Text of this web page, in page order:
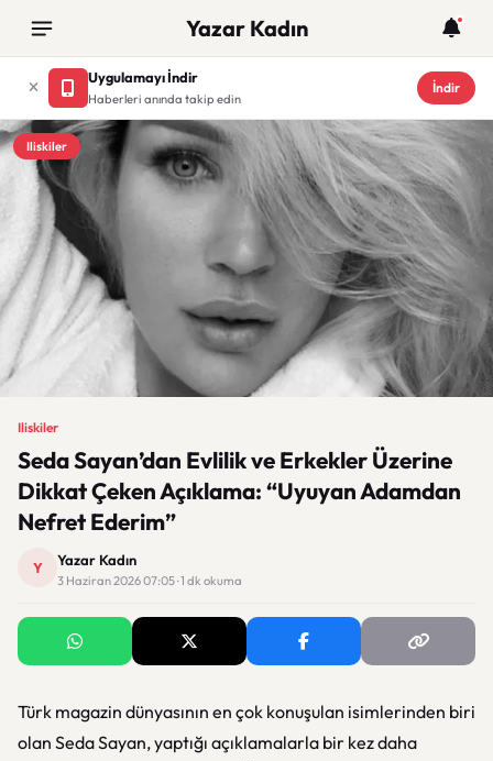
Yazar Kadın
Uygulamayı İndir
Haberleri anında takip edin
İndir
Iliskiler
Iliskiler
Seda Sayan’dan Evlilik ve Erkekler Üzerine
Dikkat Çeken Açıklama: “Uyuyan Adamdan
Nefret Ederim”
Y Yazar Kadın
3 Haziran 2026 07:05 · 1 dk okuma
Türk magazin dünyasının en çok konuşulan isimlerinden biri
olan Seda Sayan, yaptığı açıklamalarla bir kez daha